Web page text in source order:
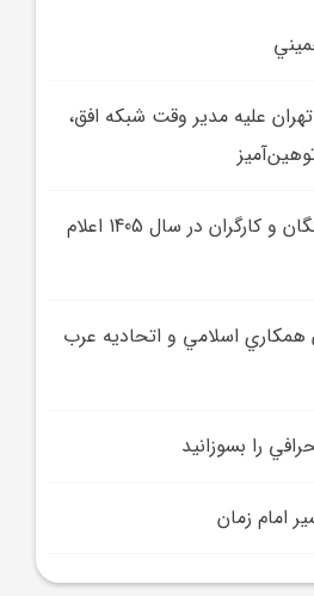
عليه مدير وقت شبکه افق،
مبلغ عيدي بازنشستگان و کارگران در سال 1405 اعلام
اسلامي و اتحاديه عرب
را بسوزانيد
امام زمان